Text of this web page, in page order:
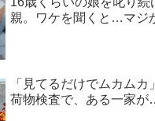
親。ワケを聞くと…マジ
「見てるだけでムカム
荷物検査で、ある一家が